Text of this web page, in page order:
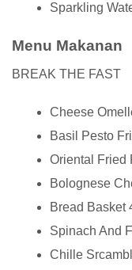
Sparkling
Menu Makanan
BREAK THE FAST
Cheese
Basil Pesto
Oriental Fried
Bolognese
Bread Basket
Spinach And
Chille